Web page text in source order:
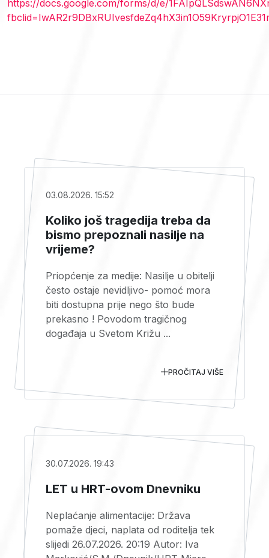
https://docs.google.com/forms/d/e/
03.08.2026. 15:52
Koliko još tragedija treba da
bismo prepoznali nasilje na
vrijeme?
Priopćenje za medije: Nasilje u obitelji
često ostaje nevidljivo- pomoć mora
biti dostupna prije nego što bude
prekasno ! Povodom tragičnog
događaja u Svetom Križu ...
PROČITAJ VIŠE
30.07.2026. 19:43
LET u HRT-ovom Dnevniku
Neplaćanje alimentacije: Država
pomaže djeci, naplata od roditelja tek
slijedi 26.07.2026. 20:19 Autor: Iva